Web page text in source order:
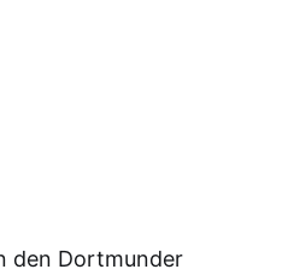
den Dortmunder